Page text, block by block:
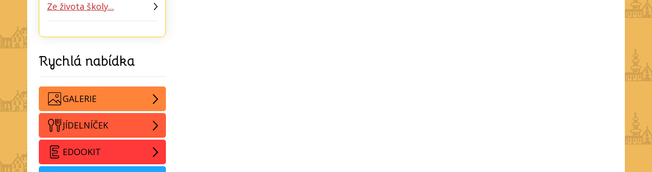
Ze života školy...
Rychlá nabídka
GALERIE
JÍDELNÍČEK
EDOOKIT